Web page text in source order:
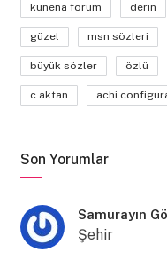
kunena forum derin
güzel msn sözleri
büyük sözler özlü
c.aktan achi
Son Yorumlar
Samurayın
Şehir